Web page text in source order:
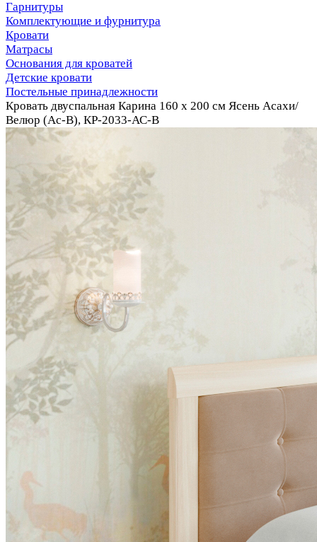
Гарнитуры
Комплектующие и фурнитура
Кровати
Матрасы
Основания для кроватей
Детские кровати
Постельные принадлежности
Кровать двуспальная Карина 160 х 200 см Ясень Асахи/
Велюр (Ас-В), КР-2033-АС-В